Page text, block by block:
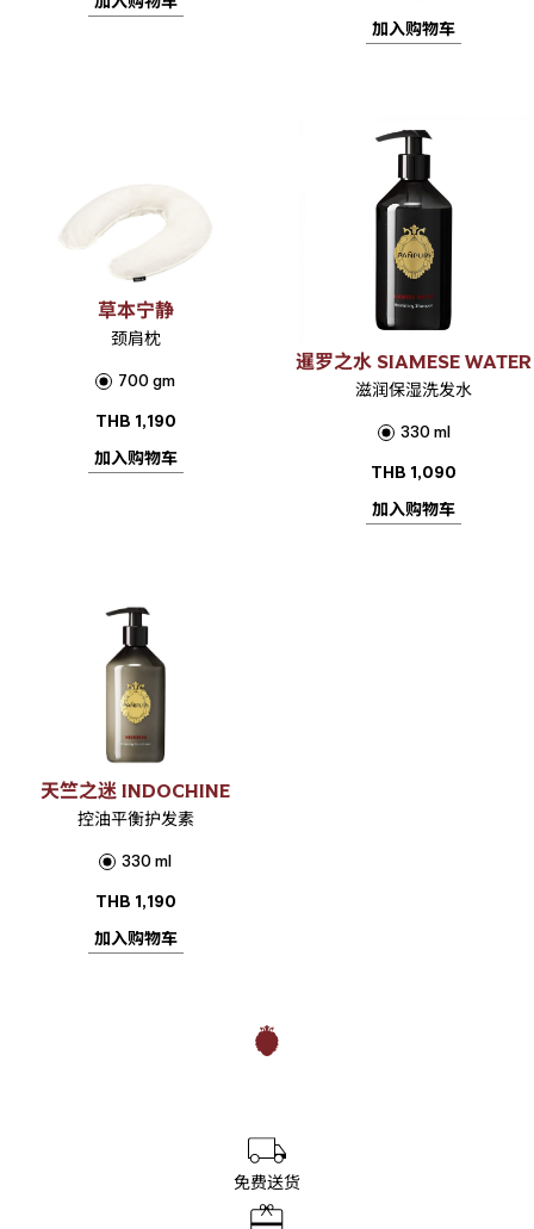
加入购物车
草本宁静
颈肩枕
700 gm
THB 1,190
加入购物车
暹罗之水 SIAMESE WATER
滋润保湿洗发水
330 ml
THB 1,090
加入购物车
天竺之迷 INDOCHINE
控油平衡护发素
330 ml
THB 1,190
加入购物车
免费送货